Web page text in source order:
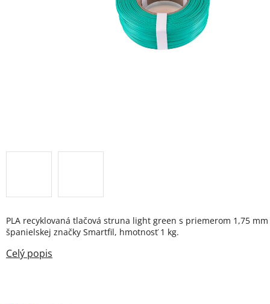
PLA recyklovaná tlačová struna light green s priemerom 1,75
španielskej značky Smartfil, hmotnosť 1 kg.